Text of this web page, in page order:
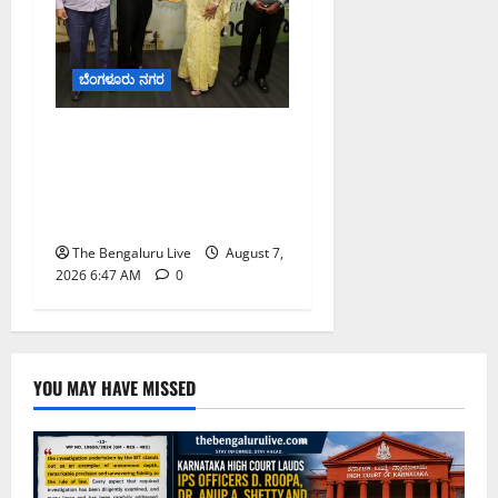
ಬೆಂಗಳೂರು ನಗರ
The Bengaluru Live
August 7,
2026 6:47 AM
0
YOU MAY HAVE MISSED